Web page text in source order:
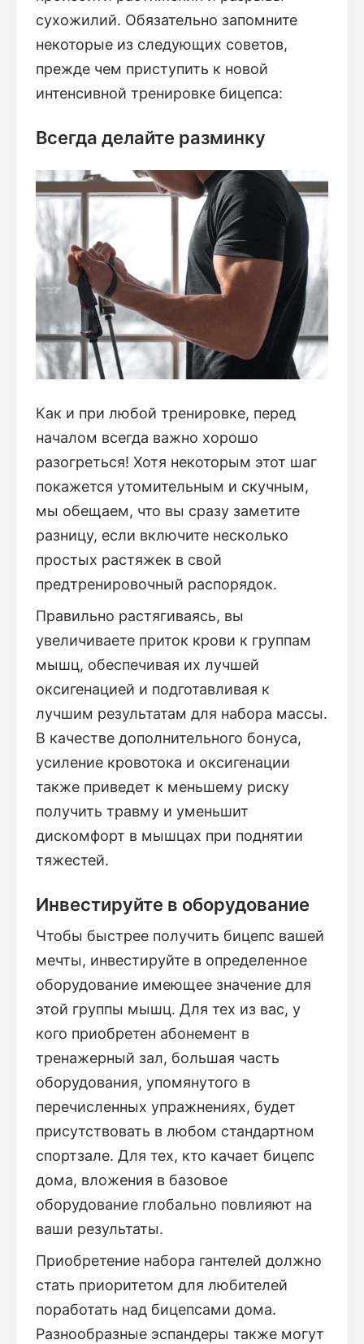
сухожилий. Обязательно запомните
некоторые из следующих советов,
прежде чем приступить к новой
интенсивной тренировке бицепса:
Всегда делайте разминку
Как и при любой тренировке, перед
началом всегда важно хорошо
разогреться! Хотя некоторым этот шаг
покажется утомительным и скучным,
мы обещаем, что вы сразу заметите
разницу, если включите несколько
простых растяжек в свой
предтренировочный распорядок.
Правильно растягиваясь, вы
увеличиваете приток крови к группам
мышц, обеспечивая их лучшей
оксигенацией и подготавливая к
лучшим результатам для набора массы.
В качестве дополнительного бонуса,
усиление кровотока и оксигенации
также приведет к меньшему риску
получить травму и уменьшит
дискомфорт в мышцах при поднятии
тяжестей.
Инвестируйте в оборудование
Чтобы быстрее получить бицепс вашей
мечты, инвестируйте в определенное
оборудование имеющее значение для
этой группы мышц. Для тех из вас, у
кого приобретен абонемент в
тренажерный зал, большая часть
оборудования, упомянутого в
перечисленных упражнениях, будет
присутствовать в любом стандартном
спортзале. Для тех, кто качает бицепс
дома, вложения в базовое
оборудование глобально повлияют на
ваши результаты.
Приобретение набора гантелей должно
стать приоритетом для любителей
поработать над бицепсами дома.
Разнообразные эспандеры также могут